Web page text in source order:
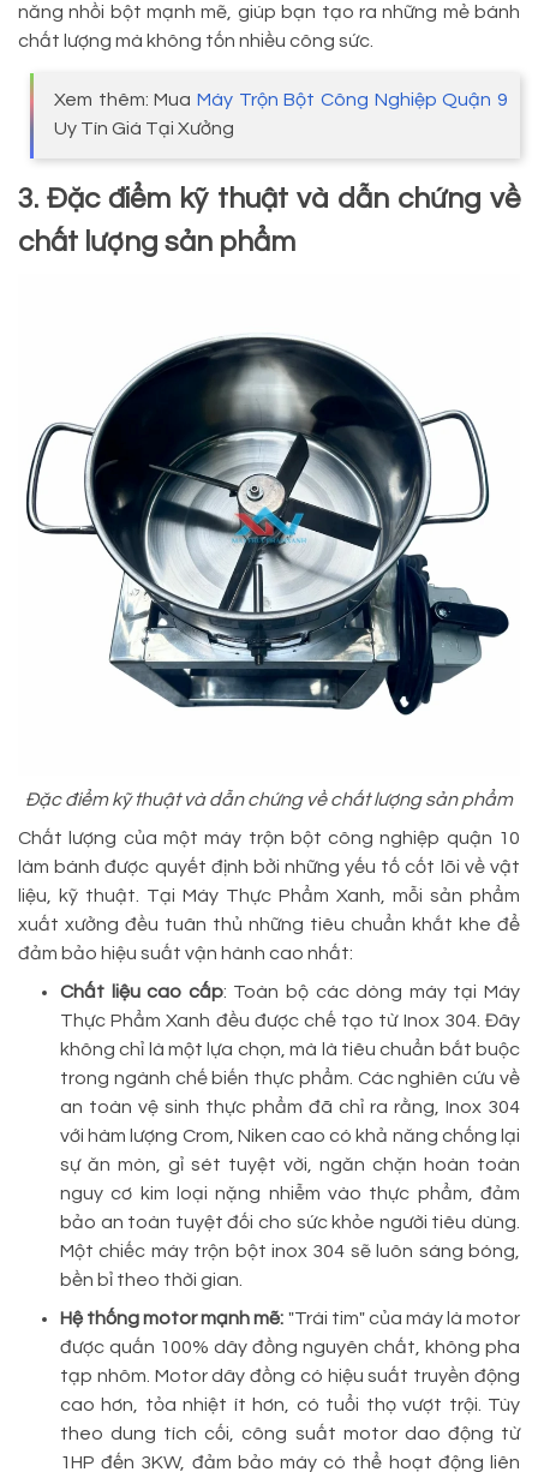
năng nhồi bột mạnh mẽ, giúp bạn tạo ra những mẻ bánh
chất lượng mà không tốn nhiều công sức.
Xem thêm: Mua Máy Trộn Bột Công Nghiệp Quận 9
Uy Tín Giá Tại Xưởng
3. Đặc điểm kỹ thuật và dẫn chứng về
chất lượng sản phẩm
Đặc điểm kỹ thuật và dẫn chứng về chất lượng sản phẩm
Chất lượng của một máy trộn bột công nghiệp quận 10
làm bánh được quyết định bởi những yếu tố cốt lõi về vật
liệu, kỹ thuật. Tại Máy Thực Phẩm Xanh, mỗi sản phẩm
xuất xưởng đều tuân thủ những tiêu chuẩn khắt khe để
đảm bảo hiệu suất vận hành cao nhất:
Chất liệu cao cấp: Toàn bộ các dòng máy tại Máy
Thực Phẩm Xanh đều được chế tạo từ Inox 304. Đây
không chỉ là một lựa chọn, mà là tiêu chuẩn bắt buộc
trong ngành chế biến thực phẩm. Các nghiên cứu về
an toàn vệ sinh thực phẩm đã chỉ ra rằng, Inox 304
với hàm lượng Crom, Niken cao có khả năng chống lại
sự ăn mòn, gỉ sét tuyệt vời, ngăn chặn hoàn toàn
nguy cơ kim loại nặng nhiễm vào thực phẩm, đảm
bảo an toàn tuyệt đối cho sức khỏe người tiêu dùng.
Một chiếc máy trộn bột inox 304 sẽ luôn sáng bóng,
bền bỉ theo thời gian.
Hệ thống motor mạnh mẽ: "Trái tim" của máy là motor
được quấn 100% dây đồng nguyên chất, không pha
tạp nhôm. Motor dây đồng có hiệu suất truyền động
cao hơn, tỏa nhiệt ít hơn, có tuổi thọ vượt trội. Tùy
theo dung tích cối, công suất motor dao động từ
1HP đến 3KW, đảm bảo máy có thể hoạt động liên